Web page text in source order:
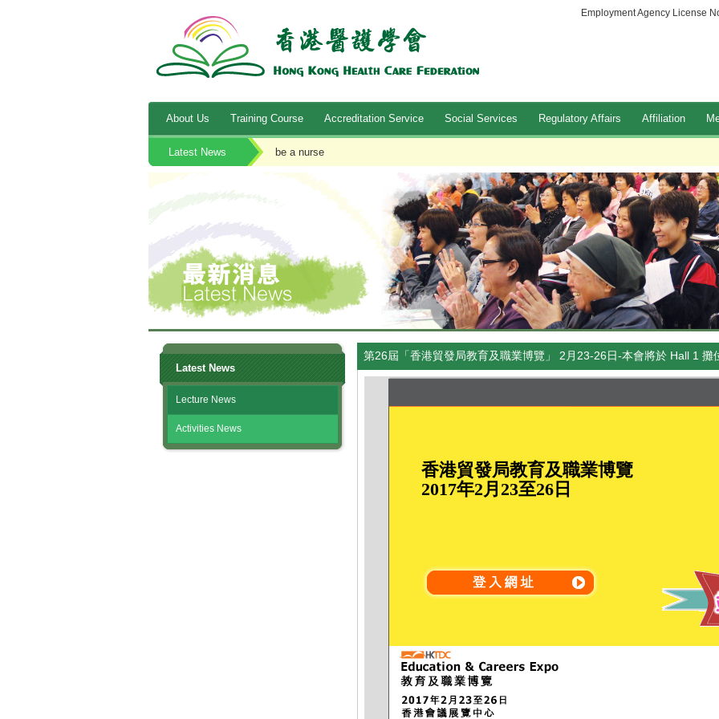
Employment Agency License
About Us Training Course Accreditation Service Social Services Regulatory Affairs Affiliation
Latest News be a nurse
Latest News
Lecture News
Activities News
第26屆「香港貿發局教育及職業博覽」 2月23-26日-本會將於 Hall 1 攤
香港貿發局教育及職業博覽
2017年2月23至26日